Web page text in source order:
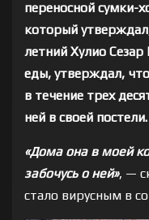
переносной сумки-
который
летний Хулио
еды, утверждал,
в течение трех
ней в своей постели.
«Дома она в моей
забочусь о ней», —
стало вирусным в